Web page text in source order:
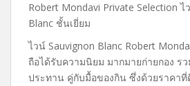
Robert Mondavi Private Selection ไ
Blanc ชั้นเยี่ยม
ไวน์ Sauvignon Blanc Robert
ถือได้รับความนิยม มากมายก่ายกอง ร
ประทาน คู่กับมื้อของกิน ซึ่งด้วยราคาที่